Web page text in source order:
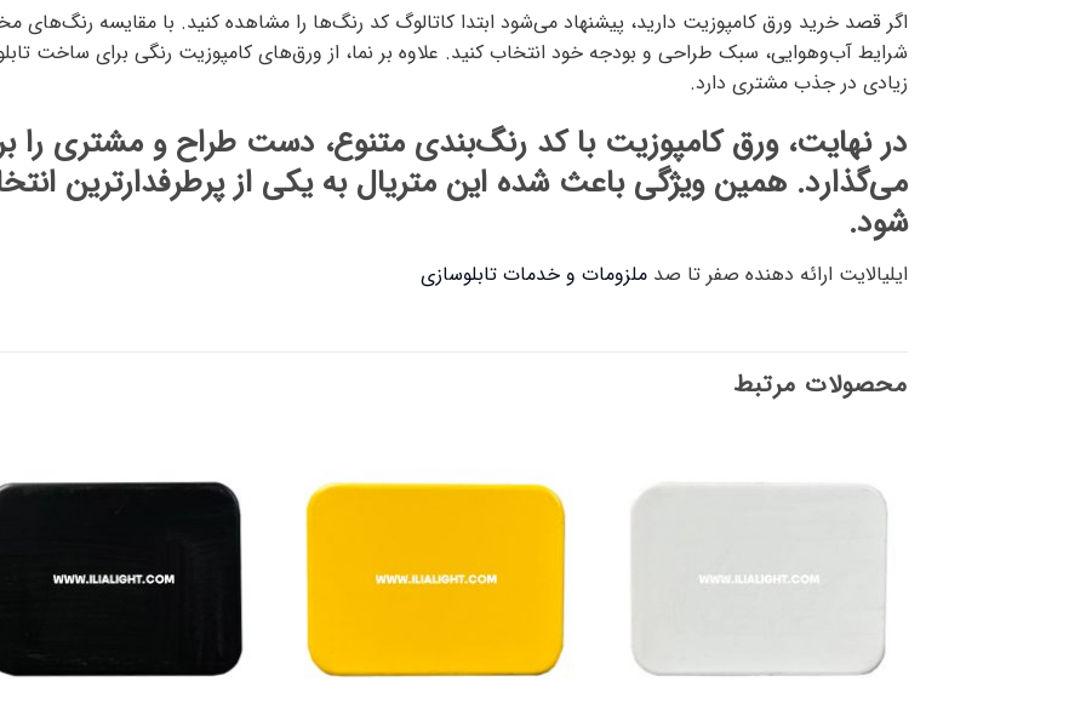
اگر قصد خرید ورق کامپوزیت دارید، پیشنهاد می‌شود ابتدا کاتالوگ کد رنگ‌ها را مشاهده کنید. با مقایسه رنگ‌های
شرایط آب‌وهوایی، سبک طراحی و بودجه خود انتخاب کنید. علاوه بر نما، از ورق‌های کامپوزیت رنگی برای ساخت
زیادی در جذب مشتری دارد.
در نهایت، ورق کامپوزیت با کد رنگ‌بندی متنوع، دست طراح و مشتری را
می‌گذارد. همین ویژگی باعث شده این متریال به یکی از پرطرفدارترین
شود.
ایلیالایت ارائه دهنده صفر تا صد ملزومات و خدمات تابلوسازی
محصولات مرتبط